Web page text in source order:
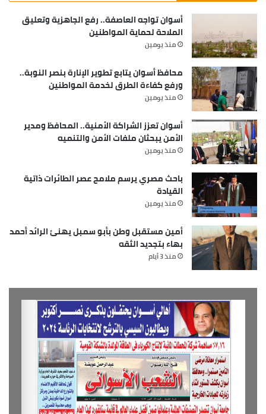
أسوان تواجه العاصفة.. رفع الجاهزية وتعليق
الملاحة لحماية المواطنين
منذ يومين
محافظ أسوان يتابع تطوير الإنارة بنصر النوبة..
ورفع كفاءة الطرق لخدمة المواطنين
منذ يومين
أسوان تعزز الشراكة الأمنية.. المحافظ ومدير
الأمن يبحثان ملفات الأمن والتنميه
منذ يومين
باحث مصري يرسم ملامح عصر الطائرات ذاتية
القيادة
منذ يومين
أمين مستقبل وطن بأبو سمبل يهنئ الرائد أحمد
بهاء بتجديد الثقه
منذ 3 أيام